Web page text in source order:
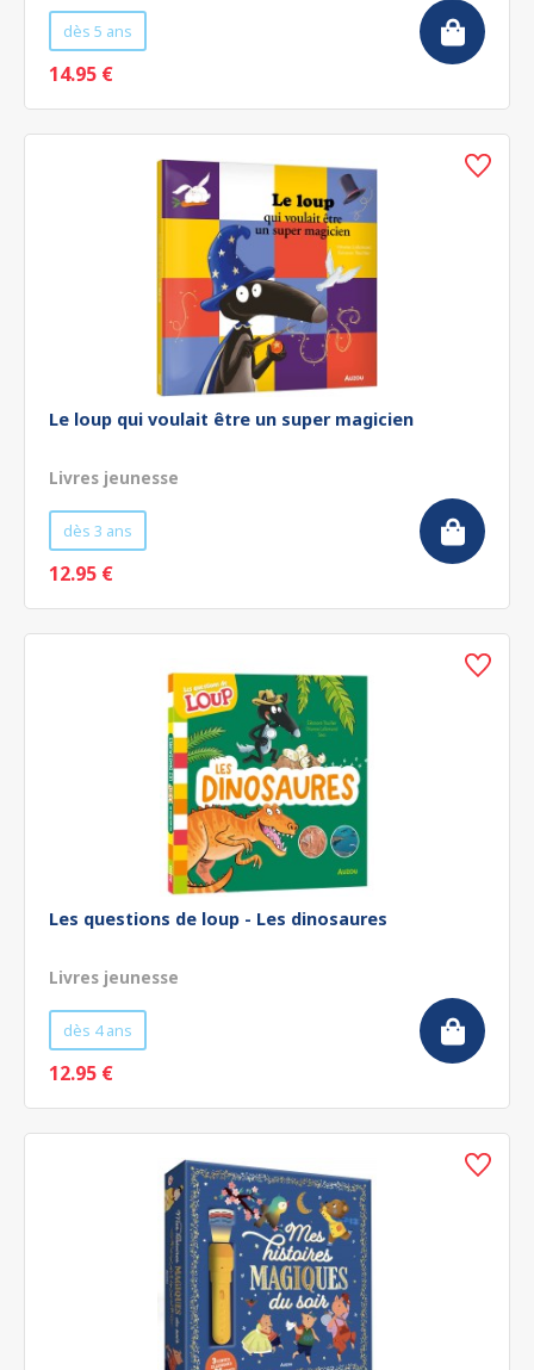
dès 5 ans
14.95 €
Le loup qui voulait être un super magicien
Livres jeunesse
dès 3 ans
12.95 €
Les questions de loup - Les dinosaures
Livres jeunesse
dès 4 ans
12.95 €